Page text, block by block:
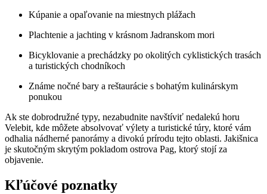
Kúpanie a opaľovanie na miestnych plážach
Plachtenie a jachting v krásnom Jadranskom mori
Bicyklovanie a prechádzky po okolitých cyklistických trasách
a turistických chodníkoch
Známe nočné bary a reštaurácie s bohatým kulinárskym
ponukou
Ak ste dobrodružné typy, nezabudnite navštíviť nedalekú horu
Velebit, kde môžete absolvovať výlety a turistické túry, ktoré vám
odhalia nádherné panorámy a divokú prírodu tejto oblasti. Jakišnica
je skutočným skrytým pokladom ostrova Pag, ktorý stojí za
objavenie.
Kľúčové poznatky